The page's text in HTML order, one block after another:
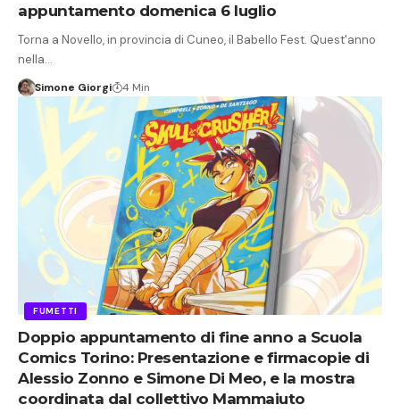
appuntamento domenica 6 luglio
Torna a Novello, in provincia di Cuneo, il Babello Fest. Quest'anno
nella…
Simone Giorgi 4 Min
FUMETTI
Doppio appuntamento di fine anno a Scuola
Comics Torino: Presentazione e firmacopie di
Alessio Zonno e Simone Di Meo, e la mostra
coordinata dal collettivo Mammaiuto